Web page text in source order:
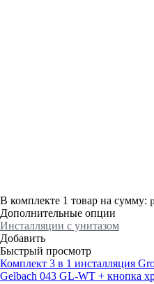
В комплекте 1 товар на сумму:
Дополнительные опции
Инсталляции с унитазом
Добавить
Быстрый просмотр
Комплект 3 в 1 инсталляция
Gelbach 043 GL-WT + кнопка